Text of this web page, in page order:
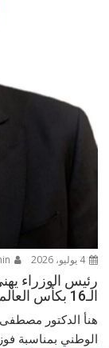
4 يوليو، 2026
رئيس الوزراء
الـ16 بكأس العالم لكرة القدم
هنأ الدكتور
الوطني بمناسبة